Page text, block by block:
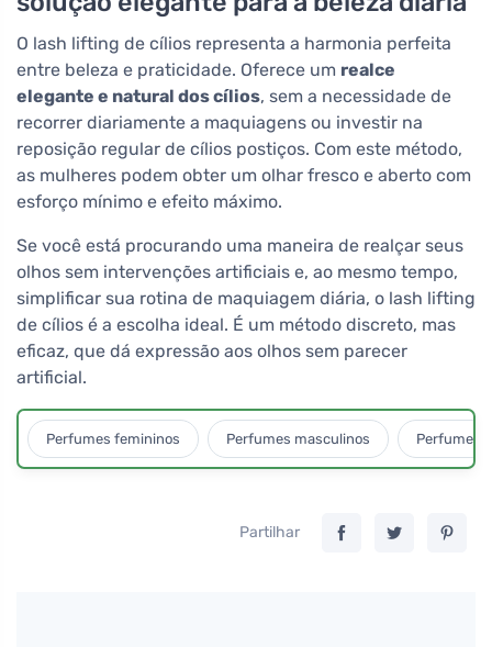
O lash lifting de cílios representa a harmonia perfeita
entre beleza e praticidade. Oferece um realce
elegante e natural dos cílios, sem a necessidade de
recorrer diariamente a maquiagens ou investir na
reposição regular de cílios postiços. Com este método,
as mulheres podem obter um olhar fresco e aberto com
esforço mínimo e efeito máximo.
Se você está procurando uma maneira de realçar seus
olhos sem intervenções artificiais e, ao mesmo tempo,
simplificar sua rotina de maquiagem diária, o lash lifting
de cílios é a escolha ideal. É um método discreto, mas
eficaz, que dá expressão aos olhos sem parecer
artificial.
Perfumes femininos Perfumes masculinos Perfumes
Partilhar